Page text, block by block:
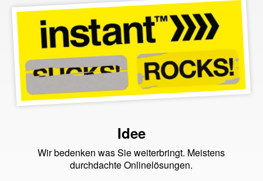
Idee
Wir bedenken was Sie weiterbringt. Meistens
durchdachte Onlinelösungen.